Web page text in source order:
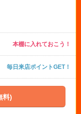
本棚に入れておこう！
毎日来店ポイントGET！
料)